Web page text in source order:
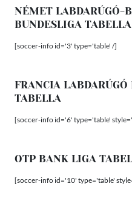
NÉMET LABDARÚGÓ-
BUNDESLIGA TABELLA
[soccer-info id='3' type='table' /]
FRANCIA LABDARÚGÓ
TABELLA
[soccer-info id='6' type='table'
OTP BANK LIGA
[soccer-info id='10' type='table'